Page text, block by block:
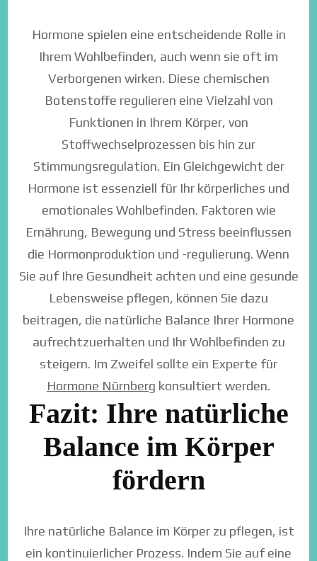
Hormone spielen eine entscheidende Rolle in
Ihrem Wohlbefinden, auch wenn sie oft im
Verborgenen wirken. Diese chemischen
Botenstoffe regulieren eine Vielzahl von
Funktionen in Ihrem Körper, von
Stoffwechselprozessen bis hin zur
Stimmungsregulation. Ein Gleichgewicht der
Hormone ist essenziell für Ihr körperliches und
emotionales Wohlbefinden. Faktoren wie
Ernährung, Bewegung und Stress beeinflussen
die Hormonproduktion und -regulierung. Wenn
Sie auf Ihre Gesundheit achten und eine gesunde
Lebensweise pflegen, können Sie dazu
beitragen, die natürliche Balance Ihrer Hormone
aufrechtzuerhalten und Ihr Wohlbefinden zu
steigern. Im Zweifel sollte ein Experte für
Hormone Nürnberg konsultiert werden.
Fazit: Ihre natürliche
Balance im Körper
fördern
Ihre natürliche Balance im Körper zu pflegen, ist
ein kontinuierlicher Prozess. Indem Sie auf eine